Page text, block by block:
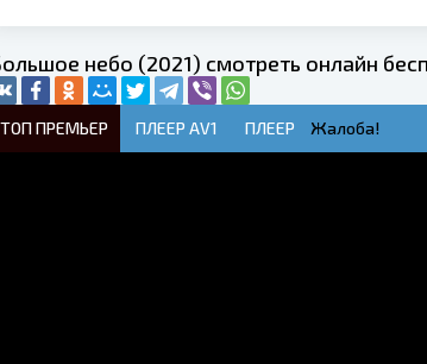
небо (2021) смотреть онлайн
ТОП ПРЕМЬЕР ПЛЕЕР AV1 ПЛЕЕР Жалоба!